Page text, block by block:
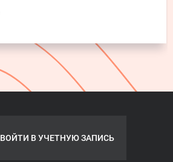
ВОЙТИ В УЧЕТНУЮ ЗАПИСЬ